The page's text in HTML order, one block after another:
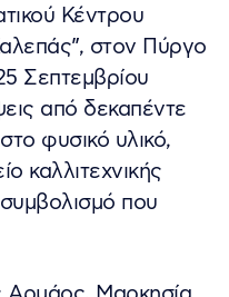
Κέντρου
στον Πύργο
Σεπτεμβρίου
από δεκαπέντε
φυσικό υλικό,
καλλιτεχνικής
που